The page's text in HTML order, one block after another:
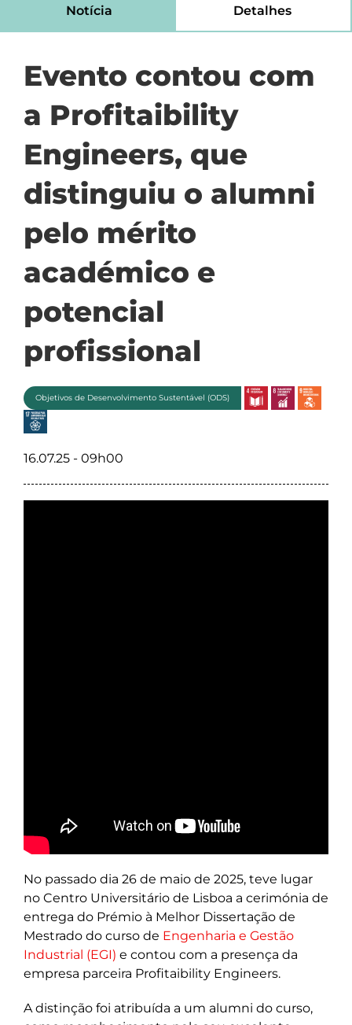
Notícia Detalhes
Evento contou com
a Profitaibility
Engineers, que
distinguiu o alumni
pelo mérito
académico e
potencial
profissional
Objetivos de Desenvolvimento Sustentável (ODS)
16.07.25 - 09h00
No passado dia 26 de maio de 2025, teve lugar
no Centro Universitário de Lisboa a cerimónia de
entrega do Prémio à Melhor Dissertação de
Mestrado do curso de Engenharia e Gestão
Industrial (EGI) e contou com a presença da
empresa parceira Profitaibility Engineers.
A distinção foi atribuída a um alumni do curso,